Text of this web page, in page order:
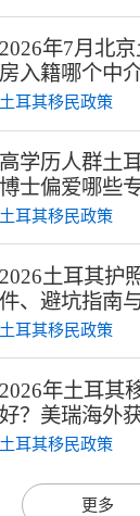
2026年7月北
房入籍哪个中
土耳其移民政策
高学历人群土
博士偏爱哪些
土耳其移民政策
2026土耳其护
件、避坑指南
土耳其移民政策
2026年土耳其
好？美瑞海外
土耳其移民政策
更多